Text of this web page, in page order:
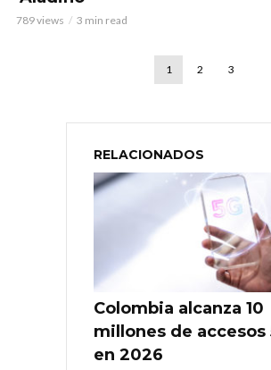
789 views 3 min read
1 2 3
RELACIONADOS
Colombia alcanza 10
millones de accesos
en 2026